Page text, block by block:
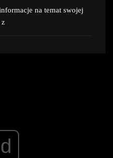
na temat swojej
z